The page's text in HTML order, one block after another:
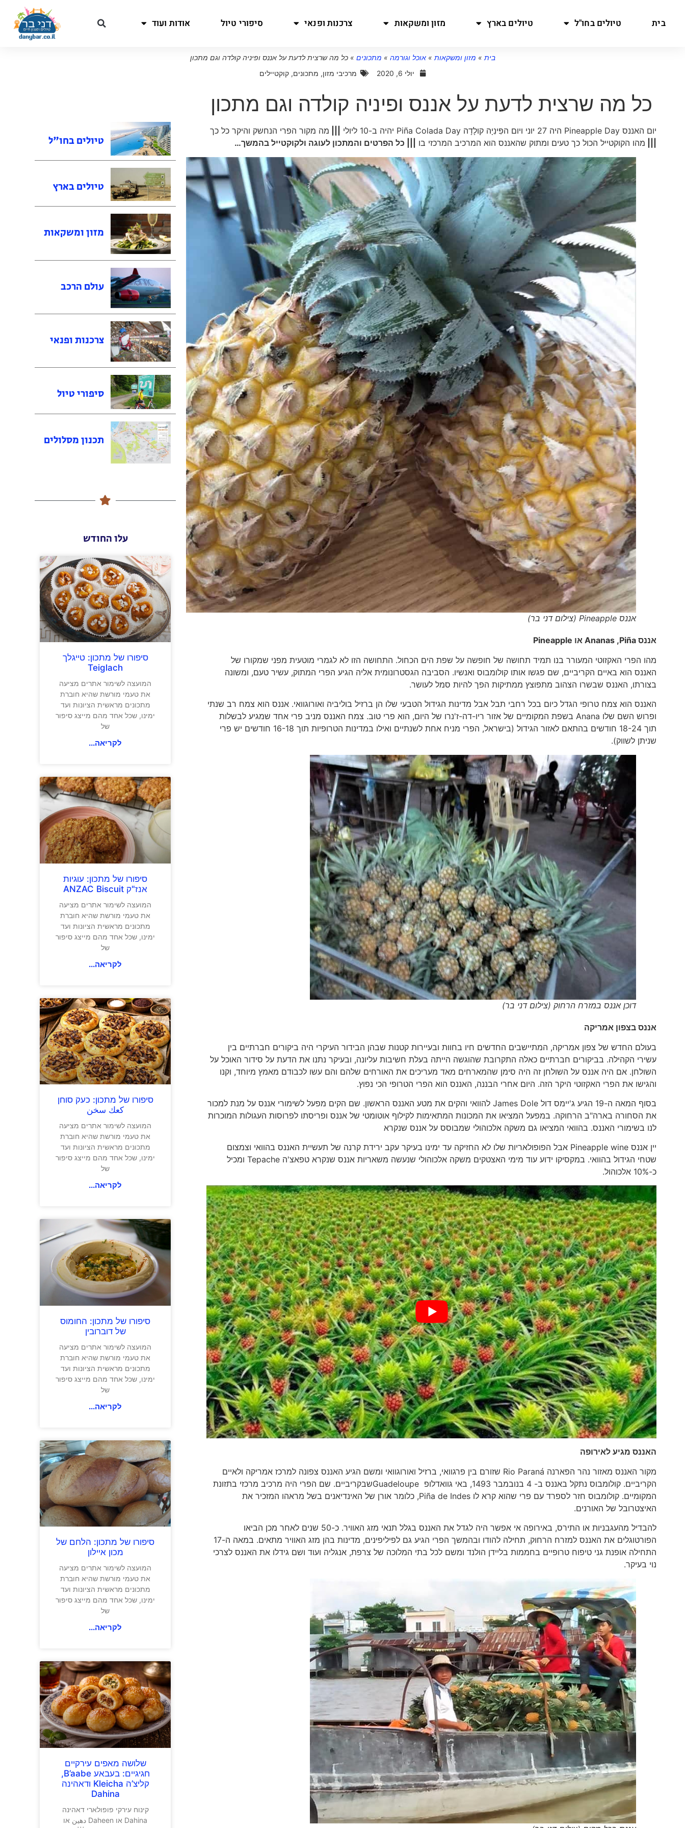
בית טיולים בחו"ל טיולים בארץ מזון ומשקאות צרכנות ופנאי סיפורי טיול אודות ועוד
בית » מזון ומשקאות »אוכל וגורמה » מתכונים »כל מה שרצית לדעת על אננס ופיניה קולדה וגם מתכון
יולי 6, 2020
מרכיבי מזון, מתכונים,קוקטיילים
כל מה שרצית לדעת על אננס ופיניה קולדה וגם מתכון
יום האננס Pineapple Day היה 27 יוני ויום הפִּינִיָה קולָדָה Piña Colada Day יהיה ב-10 ליולי
מה מקור הפרי הנחשק והיקר כל כך
מהו הקוקטייל הכול כך טעים ומתוק שהאננס הוא המרכיב המרכזי בו ||| כל הפרטים והמתכון לעוגה ולקוקטייל בהמשך…
אננס Pineapple (צילום דני בר)
אננס Ananas ,Piña או Pineapple
מהו הפרי האקזוטי המעורר בנו תמיד תחושה של חופשה על שפת הים הכחול. התחושה הזו לא לגמרי מוטעית מפני שמקורו של
האננס הוא באיים הקריביים, שם פגשו אותו קולומבוס ואנשיו. הסביבה הגסטרונומית אליה הגיע הפרי המתוק, עשיר טעם, ומשונה
בצורתו, האננס שבשרו הצהוב מתפוצץ ממתיקות הפך להיות סמל לעושר.
האננס הוא צמח טרופי הגדל כיום בכל רחבי תבל אבל מדינות הגידול הטבעי שלו הן ברזיל בוליביה ואורוגוואי. אננס הוא צמח רב שנתי
ופרוש השם שלו Anana בשפת המקומיים של אזור ריו-דה-ז'נרו של היום, הוא פרי טוב. צמח האננס מניב פרי אחד שמגיע לבשלות
תוך 18-24 חודשים בהתאם לאזור הגידול (בישראל, הפרי מניח אחת לשנתיים ואילו במדינות הטרופיות תוך 16-18 חודשים יש פרי
שניתן לשווק).
דוכן אננס במזרח הרחוק (צילום דני בר)
אננס בצפון אמריקה
בעולם החדש של צפון אמריקה, המתיישבים החדשים חיו בחוות ובעיירות קטנות שבהן הבידור העיקרי היה ביקורים חברתיים בין
עשירי הקהילה. בביקורים חברתיים כאלה התקרובת שהוגשה הייתה בעלת חשיבות עליונה, ובעיקר נתנו את הדעת על סידור האוכל על
השולחן. אם היה אננס על השולחן זה היה סימן שהמארחים מאד מעריכים את האורחים שלהם והם עשו לכבודם מאמץ מיוחד, וקנו
והגישו את הפרי האקזוטי היקר הזה. היום אחרי הבננה, האננס הוא הפרי הטרופי הכי נפוץ.
בסוף המאה ה-19 הגיע ג'יימס דול James Dole להוואי והקים את מטע האננס הראשון. שם הקים מפעל לשימורי אננס על מנת למכור
את הסחורה בארה"ב הרחוקה. במפעל המציאו את המכונות המתאימות לקילוף אוטומטי של אננס ופריסתו לפרוסות העגולות המוכרות
לנו בשימורי האננס. בהוואי המציאו גם משקה אלכוהולי שמבוסס על אננס שנקרא
יין אננס Pineapple wine אבל הפופולאריות שלו לא החזיקה עד ימינו בעיקר עקב ירידת קרנה של תעשיית האננס בהוואי וצמצום
שטחי הגידול בהוואי. במקסיקו ידוע עוד מימי האצטקים משקה אלכוהולי שנעשה משאריות אננס שנקרא טפאצ'ה Tepache ומכיל
כ-10% אלכוהול.
האננס מגיע לאירופה
מקור האננס מאזור נהר הפארנה Rio Paraná שזורם בין פרגוואי, ברזיל ואורוגוואי ומשם הגיע האננס צפונה למרכז אמריקה ולאיים
הקריביים. קולומבוס נתקל באננס ב- 4 בנובמבר 1493, באי גוואדלופ Guadeloupeשבקריביים. שם הפרי היה מרכיב מרכזי בתזונת
המקומיים. קולומבוס חזר לספרד עם פרי שהוא קרא לו Piña de Indes, כלומר אורן של האינדיאנים בשל מראהו המזכיר את
האיצטרובל של האורנים.
להבדיל מהעגבניות או התירס, באירופה אי אפשר היה לגדל את האננס בגלל תנאי מזג האוויר. כ-50 שנים לאחר מכן הביאו
הפורטוגלים את האננס למזרח הרחוק, תחילה להודו ובהמשך הפרי הגיע גם לפיליפינים, מדינות בהן מזג האוויר מתאים. במאה ה-17
התחילה אופנת גני טיפוח טרופיים בחממות בליידן הולנד ומשם לכל בתי המלוכה של צרפת, אנגליה ועוד ושם גידלו את האננס לצרכי
נוי בעיקר.
טיולים בחו"ל
טיולים בארץ
מזון ומשקאות
עולם הרכב
צרכנות ופנאי
סיפורי טיול
תכנון מסלולים
עלו החודש
סיפורו של מתכון: טייגלך
Teiglach
המועצה לשימור אתרים מציעה
את טעמי מורשת שהיא חוברת
מתכונים מראשית הציונות ועד
ימינו, שכל אחד מהם מייצג סיפור
של
לקריאה...
סיפורו של מתכון: עוגיות
אנז"ק ANZAC Biscuit
המועצה לשימור אתרים מציעה
את טעמי מורשת שהיא חוברת
מתכונים מראשית הציונות ועד
ימינו, שכל אחד מהם מייצג סיפור
של
לקריאה...
סיפורו של מתכון: כעק סוחן
كعك سخن
המועצה לשימור אתרים מציעה
את טעמי מורשת שהיא חוברת
מתכונים מראשית הציונות ועד
ימינו, שכל אחד מהם מייצג סיפור
של
לקריאה...
סיפורו של מתכון: החומוס
של דוברובין
המועצה לשימור אתרים מציעה
את טעמי מורשת שהיא חוברת
מתכונים מראשית הציונות ועד
ימינו, שכל אחד מהם מייצג סיפור
של
לקריאה...
סיפורו של מתכון: הלחם של
מכון איילון
המועצה לשימור אתרים מציעה
את טעמי מורשת שהיא חוברת
מתכונים מראשית הציונות ועד
ימינו, שכל אחד מהם מייצג סיפור
של
לקריאה...
שלושה מאפים עירקיים
חגיגיים: בעבאע B’aabe,
קליצ’ה Kleicha ודאהינה
Dahina
קינוח עירקי פופולארי דאהינה
Dahina או Daheen دهين או